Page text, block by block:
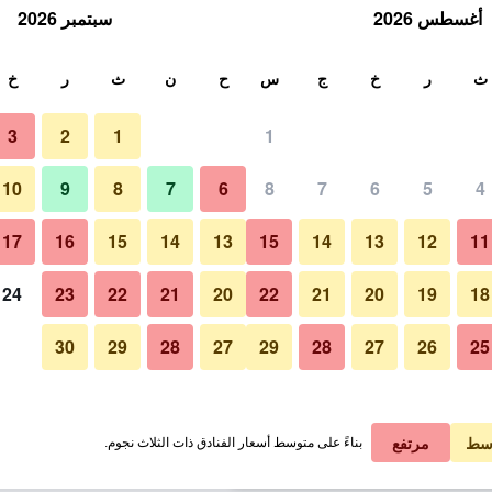
في الليلة
﷼ عرض الصفقة
﷼ عرض الصفقة
غرفة معيشة
صور لـ فيديما، إيه لاكشري
أغسطس 2026
ث ر خ ج س
1
4
5
6
7
8
11
12
13
14
15
18
19
20
21
22
25
26
27
28
29
سبتمبر 2026
ح ن ث ر خ
1
2
3
6
7
8
9
10
13
14
15
16
17
20
21
22
23
24
27
28
29
30
مرتفع بناءً على متوسط أسعار الفنادق ذات الثلاث نجوم.